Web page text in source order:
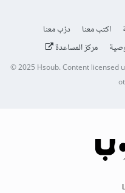
اكتب معنا
درّب معنا
مركز المساعدة
© 2025Hsoub.Content